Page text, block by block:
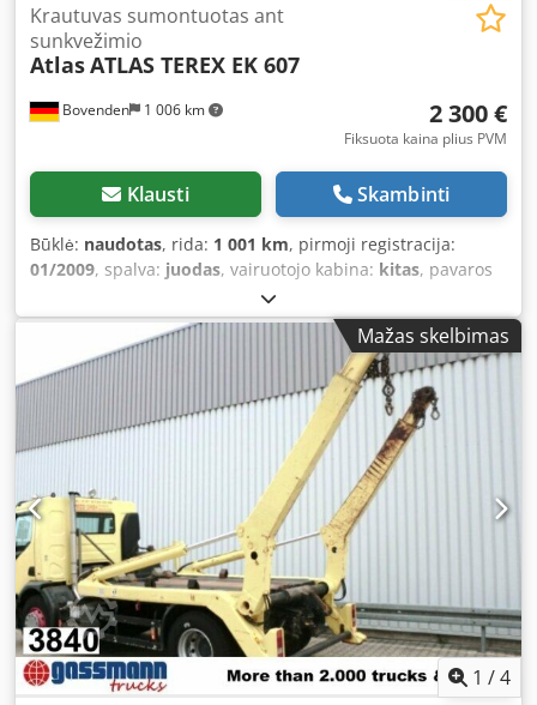
Bovenden 1 006 km
Krautuvas sumontuotas ant
sunkvežimio
AtlasATLAS TEREX EK 607
2 300 €
Fiksuota kaina plius PVM
Klausti Skambinti
Būklė: naudotas, rida: 1 001 km, pirmoji registracija:
01/2009, spalva: juodas, vairuotojo kabina: kitas, pavaros
, Gamybos metai:2009
Mažas skelbimas
1 /4